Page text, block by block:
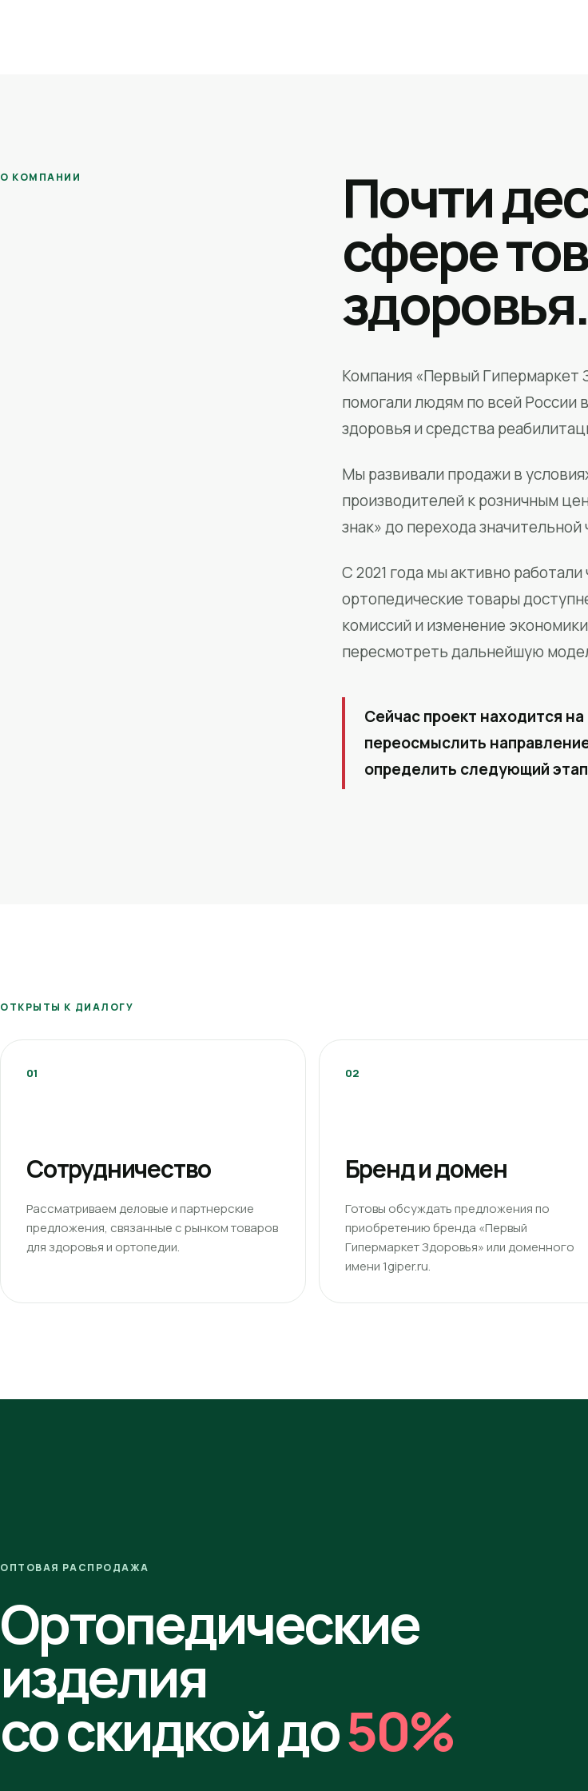
О КОМПАНИИ Почти
сфере
здоровья.
Компания «Первый Гипермаркет
помогали людям по всей России
здоровья и средства
Мы развивали продажи в
производителей к розничным
знак» до перехода
С 2021 года мы активно
ортопедические товары
комиссий и изменение
пересмотреть дальнейшую
Сейчас проект находится
переосмыслить
определить следующий
ОТКРЫТЫ К ДИАЛОГУ
01
Сотрудничество
Рассматриваем деловые и партнерские
предложения, связанные с рынком товаров
для здоровья и ортопедии.
02
Бренд и домен
Готовы обсуждать предложения по
приобретению бренда «Первый
Гипермаркет Здоровья» или доменного
имени 1giper.ru.
ОПТОВАЯ РАСПРОДАЖА
Ортопедические
изделия
со скидкой до50%